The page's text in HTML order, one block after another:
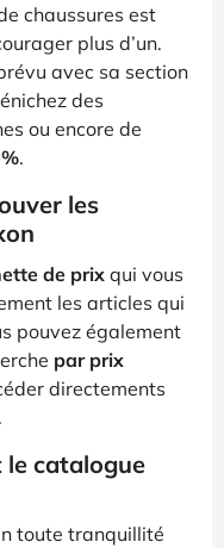
chaussures est
plus d’un.
avec sa section
des
ou encore de
.
les
de prixqui vous
les articles qui
pouvez également
par prix
directements
catalogue
toute tranquillité